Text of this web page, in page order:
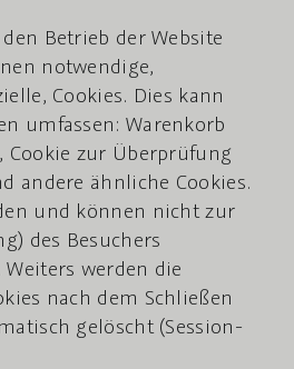
Betrieb der Website
notwendige,
Cookies. Dies kann
umfassen: Warenkorb
Cookie zur Überprüfung
andere ähnliche Cookies.
und können nicht zur
des Besuchers
werden die
nach dem Schließen
gelöscht (Session-